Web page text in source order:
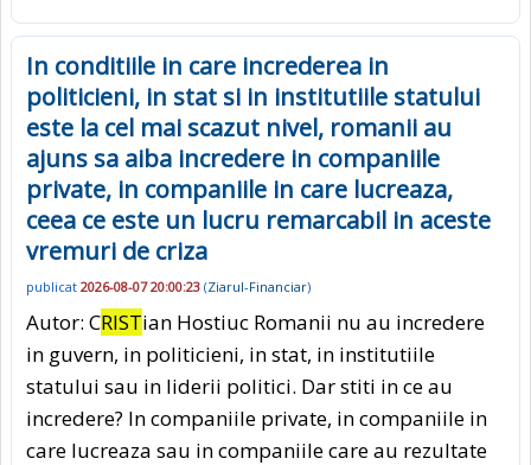
In conditiile in care increderea in
politicieni, in stat si in institutiile statului
este la cel mai scazut nivel, romanii au
ajuns sa aiba incredere in companiile
private, in companiile in care lucreaza,
ceea ce este un lucru remarcabil in aceste
vremuri de criza
publicat 2026-08-07 20:00:23 (Ziarul-Financiar)
Autor: CRISTian Hostiuc Romanii nu au incredere
in guvern, in politicieni, in stat, in institutiile
statului sau in liderii politici. Dar stiti in ce au
incredere? In companiile private, in companiile in
care lucreaza sau in companiile care au rezultate